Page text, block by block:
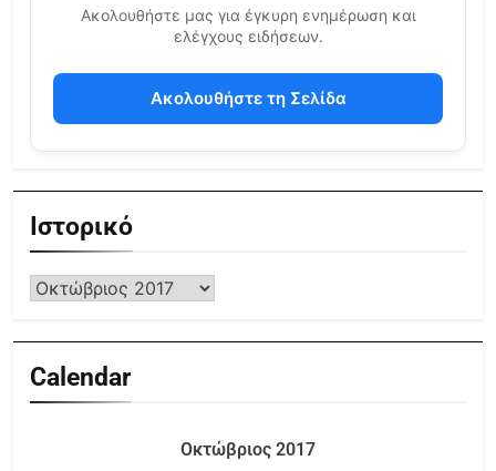
Ακολουθήστε μας για έγκυρη ενημέρωση και
ελέγχους ειδήσεων.
Ακολουθήστε τη Σελίδα
Ιστορικό
Calendar
Οκτώβριος 2017